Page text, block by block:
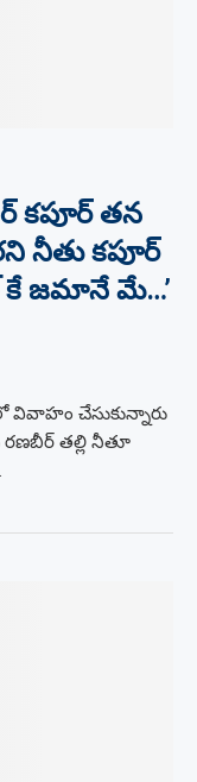
తన
నీతు కపూర్
కే జమానే మే…’
చేసుకున్నారు
తల్లి నీతూ